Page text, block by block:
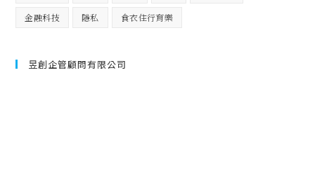
金融科技 隱私 食衣住行育樂
昱創企管顧問有限公司